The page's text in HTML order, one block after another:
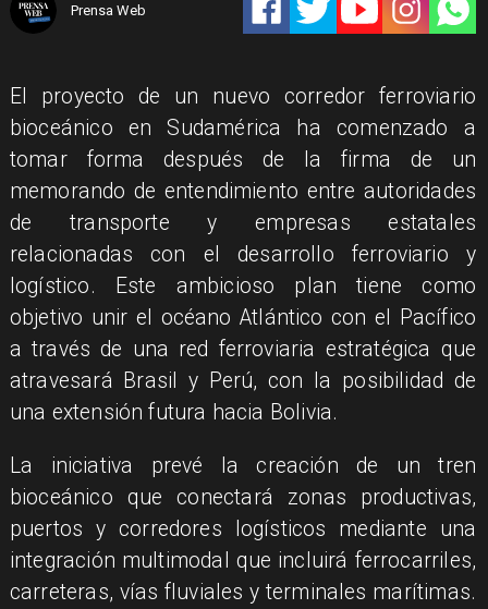
Prensa Web
El proyecto de un nuevo corredor ferroviario
bioceánico en Sudamérica ha comenzado a
tomar forma después de la firma de un
memorando de entendimiento entre autoridades
de transporte y empresas estatales
relacionadas con el desarrollo ferroviario y
logístico. Este ambicioso plan tiene como
objetivo unir el océano Atlántico con el Pacífico
a través de una red ferroviaria estratégica que
atravesará Brasil y Perú, con la posibilidad de
una extensión futura hacia Bolivia.
La iniciativa prevé la creación de un tren
bioceánico que conectará zonas productivas,
puertos y corredores logísticos mediante una
integración multimodal que incluirá ferrocarriles,
carreteras, vías fluviales y terminales marítimas.